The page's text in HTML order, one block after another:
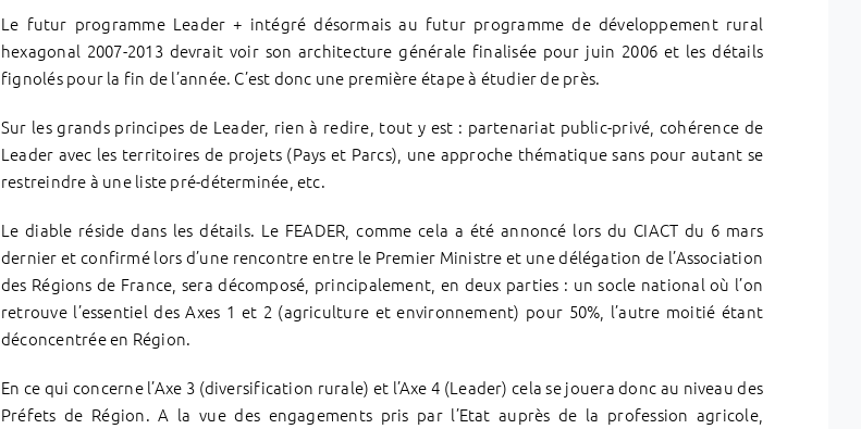
Le futur programme Leader + intégré désormais au futur programme de développement rural
hexagonal 2007-2013 devrait voir son architecture générale finalisée pour juin 2006 et les détails
fignolés pour la fin de l’année. C’est donc une première étape à étudier de près.
Sur les grands principes de Leader, rien à redire, tout y est : partenariat public-privé, cohérence de
Leader avec les territoires de projets (Pays et Parcs), une approche thématique sans pour autant se
restreindre à une liste pré-déterminée, etc.
Le diable réside dans les détails. Le FEADER, comme cela a été annoncé lors du CIACT du 6 mars
dernier et confirmé lors d’une rencontre entre le Premier Ministre et une délégation de l’Association
des Régions de France, sera décomposé, principalement, en deux parties : un socle national où l’on
retrouve l’essentiel des Axes 1 et 2 (agriculture et environnement) pour 50%, l’autre moitié étant
déconcentrée en Région.
En ce qui concerne l’Axe 3 (diversification rurale) et l’Axe 4 (Leader) cela se jouera donc au niveau des
Préfets de Région. A la vue des engagements pris par l’Etat auprès de la profession agricole,